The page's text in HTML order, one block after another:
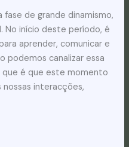
fase de grande dinamismo,
No início deste período, é
aprender, comunicar e
podemos canalizar essa
que é que este momento
interacções,